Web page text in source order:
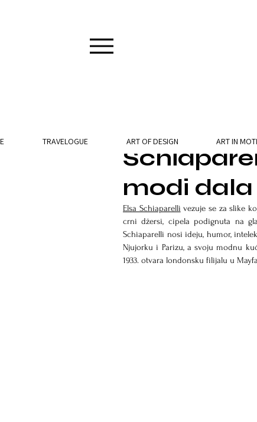
modi
Elsa Schiaparelli vezuje se za slike
crni džersi, cipela podignuta na
Schiaparelli nosi ideju, humor,
Njujorku i Parizu, a svoju modnu
1933. otvara londonsku filijalu u
TRAVELOGUE ART OF DESIGN ART IN